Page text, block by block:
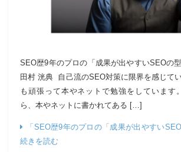
SEO歴9年のプロの「成果が出やすいSEOの
田村 洸典 自己流のSEO対策に限界を感じて
も頑張って本やネットで勉強をしています
ら、本やネットに書かれてある […]
「SEO歴9年のプロの「成果が出やすい
続きを読む